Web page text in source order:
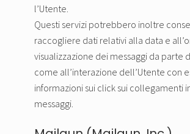
l’Utente.
Questi servizi potrebbero inoltre
raccogliere dati relativi alla data e
visualizzazione dei messaggi da parte
come all’interazione dell’Utente con
informazioni sui click sui collegamenti
messaggi.